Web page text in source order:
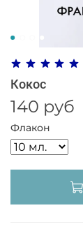
Кокос
140 руб
Флакон